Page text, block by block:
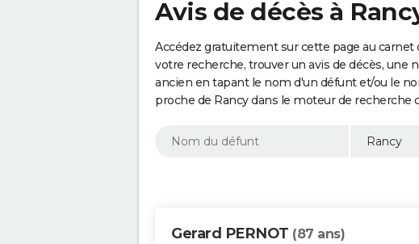
Avis de décès à
Accédez gratuitement sur cette page au carnet
votre recherche, trouver un avis de décès, une
ancien en tapant le nom d'un défunt et/ou le
proche de Rancy dans le moteur de recherche
Gerard PERNOT (87 ans)